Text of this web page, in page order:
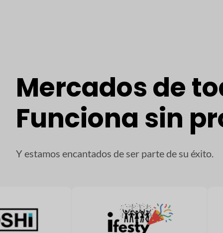
Mercados de
Funciona sin
Y estamos encantados de ser parte de su éxito.